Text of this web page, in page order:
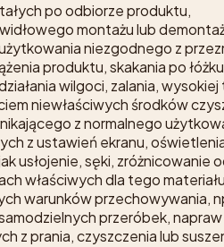
po odbiorze produktu,
montażu lub
niezgodnego z
produktu, skakania po
wilgoci, zalania,
niewłaściwych środków
z normalnego
z ustawień ekranu,
usłojenie, sęki, zróżnicowanie
właściwych dla tego
warunków przechowywania,
przeróbek,
z prania, czyszczenia lub